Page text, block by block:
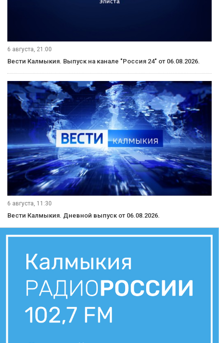
6 августа, 21:00
Вести Калмыкия. Выпуск на канале "Россия 24" от 06.08.2026.
6 августа, 11:30
Вести Калмыкия. Дневной выпуск от 06.08.2026.